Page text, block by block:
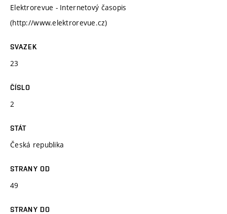
Elektrorevue - Internetový časopis
(http://www.elektrorevue.cz)
SVAZEK
23
ČÍSLO
2
STÁT
Česká republika
STRANY OD
49
STRANY DO